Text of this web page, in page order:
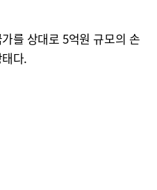
를 상대로 5억원 규모의 손
다.